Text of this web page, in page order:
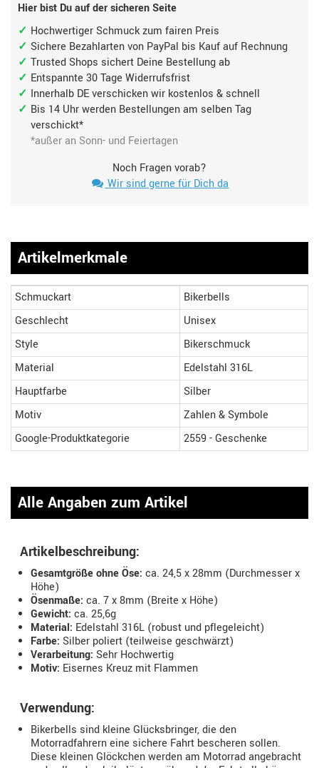
Hier bist Du auf der sicheren Seite
Hochwertiger Schmuck zum fairen Preis
Sichere Bezahlarten von PayPal bis Kauf auf Rechnung
Trusted Shops sichert Deine Bestellung ab
Entspannte 30 Tage Widerrufsfrist
Innerhalb DE verschicken wir kostenlos & schnell
Bis 14 Uhr werden Bestellungen am selben Tag
verschickt*
*außer an Sonn- und Feiertagen
Noch Fragen vorab?
Wir sind gerne für Dich da
Artikelmerkmale
Schmuckart
Bikerbells
Geschlecht
Unisex
Style
Bikerschmuck
Material
Edelstahl 316L
Hauptfarbe
Silber
Motiv
Zahlen & Symbole
Google-Produktkategorie
2559 - Geschenke
Alle Angaben zum Artikel
Artikelbeschreibung:
Gesamtgröße ohne Öse: ca. 24,5 x 28mm (Durchmesser x
Höhe)
Ösenmaße: ca. 7 x 8mm (Breite x Höhe)
Gewicht: ca. 25,6g
Material: Edelstahl 316L (robust und pflegeleicht)
Farbe: Silber poliert (teilweise geschwärzt)
Verarbeitung: Sehr Hochwertig
Motiv: Eisernes Kreuz mit Flammen
Verwendung:
Bikerbells sind kleine Glücksbringer, die den
Motorradfahrern eine sichere Fahrt bescheren sollen.
Diese kleinen Glöckchen werden am Motorrad angebracht